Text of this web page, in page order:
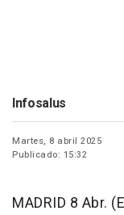
Infosalus
Martes, 8 abril 2025
Publicado: 15:32
MADRID 8 Abr.